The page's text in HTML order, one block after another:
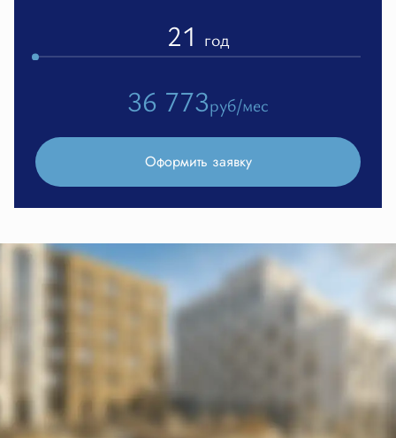
21 год
36 773руб/мес
Оформить заявку